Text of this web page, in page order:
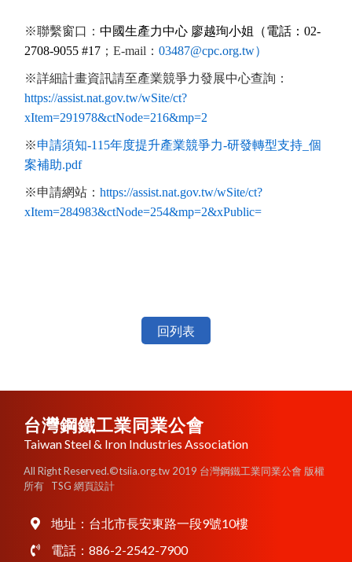
※聯繫窗口： 中國生產力中心 廖越珣小姐（電話：02-
2708-9055 #17 ；E-mail： 03487@cpc.org.tw）
※詳細計畫資訊請至產業競爭力發展中心查詢：
https://assist.nat.gov.tw/wSite/ct?
xItem=291978&ctNode=216&mp=2
※申請須知-115年度提升產業競爭力-研發轉型支持_個
案補助.pdf
※申請網站： https://assist.nat.gov.tw/wSite/ct?
xItem=284983&ctNode=254&mp=2&xPublic=
回列表
台灣鋼鐵工業同業公會
Taiwan Steel & Iron Industries Association
All Right Reserved.©tsiia.org.tw 2019 台灣鋼鐵工業同業公會 版權
所有 TSG 網頁設計
地址： 台北市長安東路一段9號10樓
電話： 886-2-2542-7900